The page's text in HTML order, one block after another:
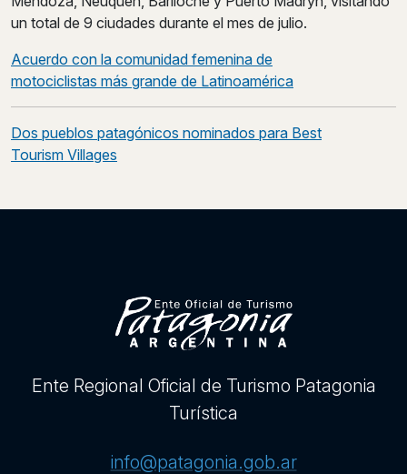
un total de 9 ciudades durante el mes de julio.
Post
navigation
Acuerdo con la comunidad femenina de
motociclistas más grande de Latinoamérica
Dos pueblos patagónicos nominados para Best
Tourism Villages
Ente Regional Oficial de Turismo Patagonia
Turística
info@patagonia.gob.ar